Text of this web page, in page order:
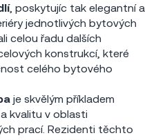
, poskytujíc tak elegantní a
jednotlivých bytových
celou řadu dalších
konstrukcí, které
celého bytového
je skvělým příkladem
kvalitu v oblasti
prací. Rezidenti těchto